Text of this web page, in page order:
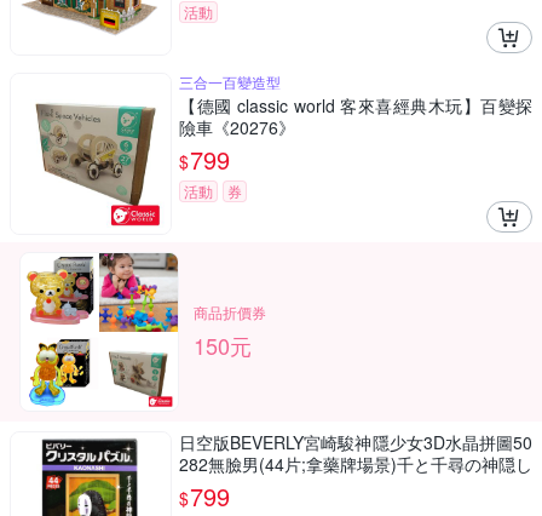
活動
三合一百變造型
【德國 classic world 客來喜經典木玩】百變探
險車《20276》
$799
活動 券
商品折價券
150元
日空版BEVERLY宮崎駿神隱少女3D水晶拼圖50
282無臉男(44片;拿藥牌場景)千と千尋の神隠し
吉卜力パズル療癒擺飾puzzle模型公仔
$799